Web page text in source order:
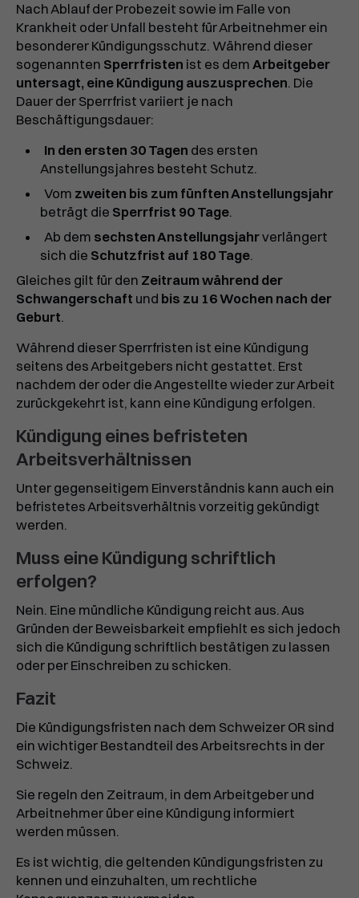
Nach Ablauf der Probezeit sowie im Falle von
Krankheit oder Unfall besteht für Arbeitnehmer ein
besonderer Kündigungsschutz. Während dieser
sogenannten Sperrfristen ist es dem Arbeitgeber
untersagt, eine Kündigung auszusprechen. Die
Dauer der Sperrfrist variiert je nach
Beschäftigungsdauer:
In den ersten 30 Tagen des ersten
Anstellungsjahres besteht Schutz.
Vom zweiten bis zum fünften Anstellungsjahr
beträgt die Sperrfrist 90 Tage.
Ab dem sechsten Anstellungsjahrverlängert
sich die Schutzfrist auf 180 Tage.
Gleiches gilt für den Zeitraum während der
Schwangerschaft und bis zu 16 Wochen nach der
Geburt.
Während dieser Sperrfristen ist eine Kündigung
seitens des Arbeitgebers nicht gestattet. Erst
nachdem der oder die Angestellte wieder zur Arbeit
zurückgekehrt ist, kann eine Kündigung erfolgen.
Kündigung eines befristeten
Arbeitsverhältnissen
Unter gegenseitigem Einverständnis kann auch ein
befristetes Arbeitsverhältnis vorzeitig gekündigt
werden.
Muss eine Kündigung schriftlich
erfolgen?
Nein. Eine mündliche Kündigung reicht aus. Aus
Gründen der Beweisbarkeit empfiehlt es sich jedoch
sich die Kündigung schriftlich bestätigen zu lassen
oder per Einschreiben zu schicken.
Fazit
Die Kündigungsfristen nach dem Schweizer OR sind
ein wichtiger Bestandteil des Arbeitsrechts in der
Schweiz.
Sie regeln den Zeitraum, in dem Arbeitgeber und
Arbeitnehmer über eine Kündigung informiert
werden müssen.
Es ist wichtig, die geltenden Kündigungsfristen zu
kennen und einzuhalten, um rechtliche